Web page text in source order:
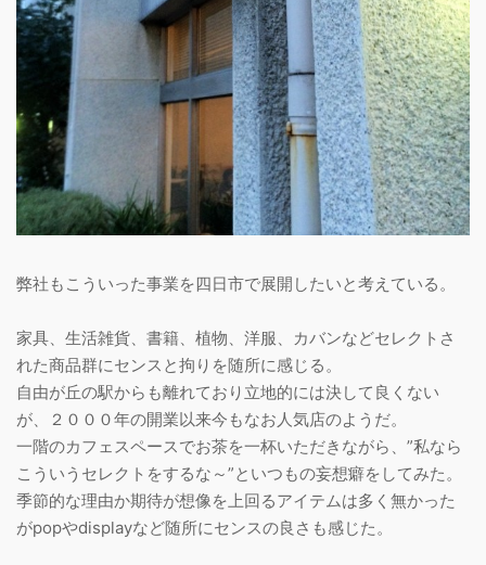
弊社もこういった事業を四日市で展開したいと考えている。
家具、生活雑貨、書籍、植物、洋服、カバンなどセレクトさ
れた商品群にセンスと拘りを随所に感じる。
​自由が丘の駅からも離れており立地的には決して良くない
が、２０００年の開業以来今もなお人気店のようだ。
​一階のカフェスペースでお茶を一杯いただきながら、”私なら
こういうセレクトをするな～”といつもの妄想癖をしてみた。
​季節的な理由か期待が想像を上回るアイテムは多く無かった
がpopやdisplayなど随所にセンスの良さも感じた。